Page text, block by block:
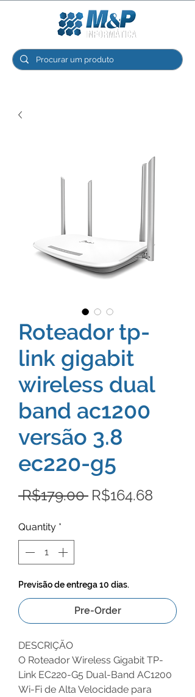
Roteador tp-
link gigabit
wireless dual
band ac1200
versão 3.8
ec220-g5
R$179.00 Regular
R$164.68
Quantity *
Previsão de entrega 10 dias.
Pre-Order
DESCRIÇÃO
O Roteador Wireless Gigabit TP-
Link EC220-G5 Dual-Band AC1200
Wi-Fi de Alta Velocidade para